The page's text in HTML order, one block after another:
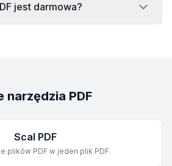
jest darmowa?
narzędzia PDF
Scal PDF
plików PDF w jeden plik PDF.